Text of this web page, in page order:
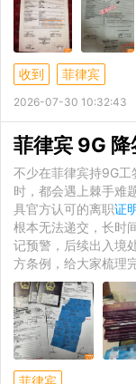
收到 菲律宾
2026-07-30 10:32:43
不少在菲律宾持9G
时，都会遇上棘手难
具官方认可的离职证
根本无法递交，长时
记预警，后续出入境
方条例，给大家梳理
菲律宾